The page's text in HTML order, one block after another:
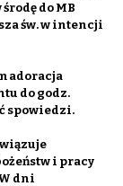
do MB
św. w intencji
adoracja
do godz.
spowiedzi.
i pracy
dni